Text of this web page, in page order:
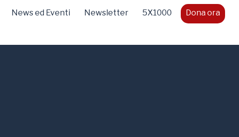
News ed Eventi Newsletter 5X1000 Dona ora